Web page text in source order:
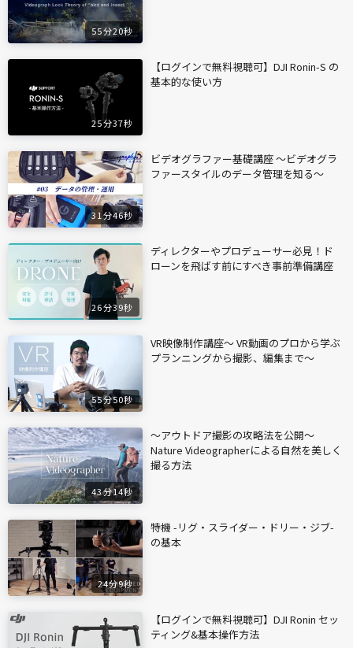
55分20秒
25分37秒
【ログインで無料視聴可】DJI Ronin-S の
基本的な使い方
31分46秒
ビデオグラファー基礎講座 〜ビデオグラ
ファースタイルのデータ管理を知る〜
26分39秒
ディレクターやプロデューサー必見！ド
ローンを飛ばす前にすべき事前準備講座
55分50秒
VR映像制作講座〜 VR動画のプロから学ぶ
プランニングから撮影、編集まで〜
43分14秒
〜アウトドア撮影の攻略法を公開〜
Nature Videographerによる自然を美しく
撮る方法
24分9秒
特機 -リグ・スライダー・ドリー・ジブ-
の基本
【ログインで無料視聴可】DJI Ronin セッ
ティング&基本操作方法